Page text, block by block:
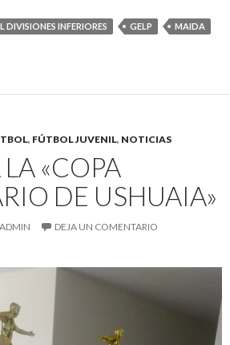
DIVISIONES INFERIORES GELP
MAIDA
, FÚTBOL JUVENIL, NOTICIAS
«COPA
DE USHUAIA»
ADMIN DEJA UN COMENTARIO